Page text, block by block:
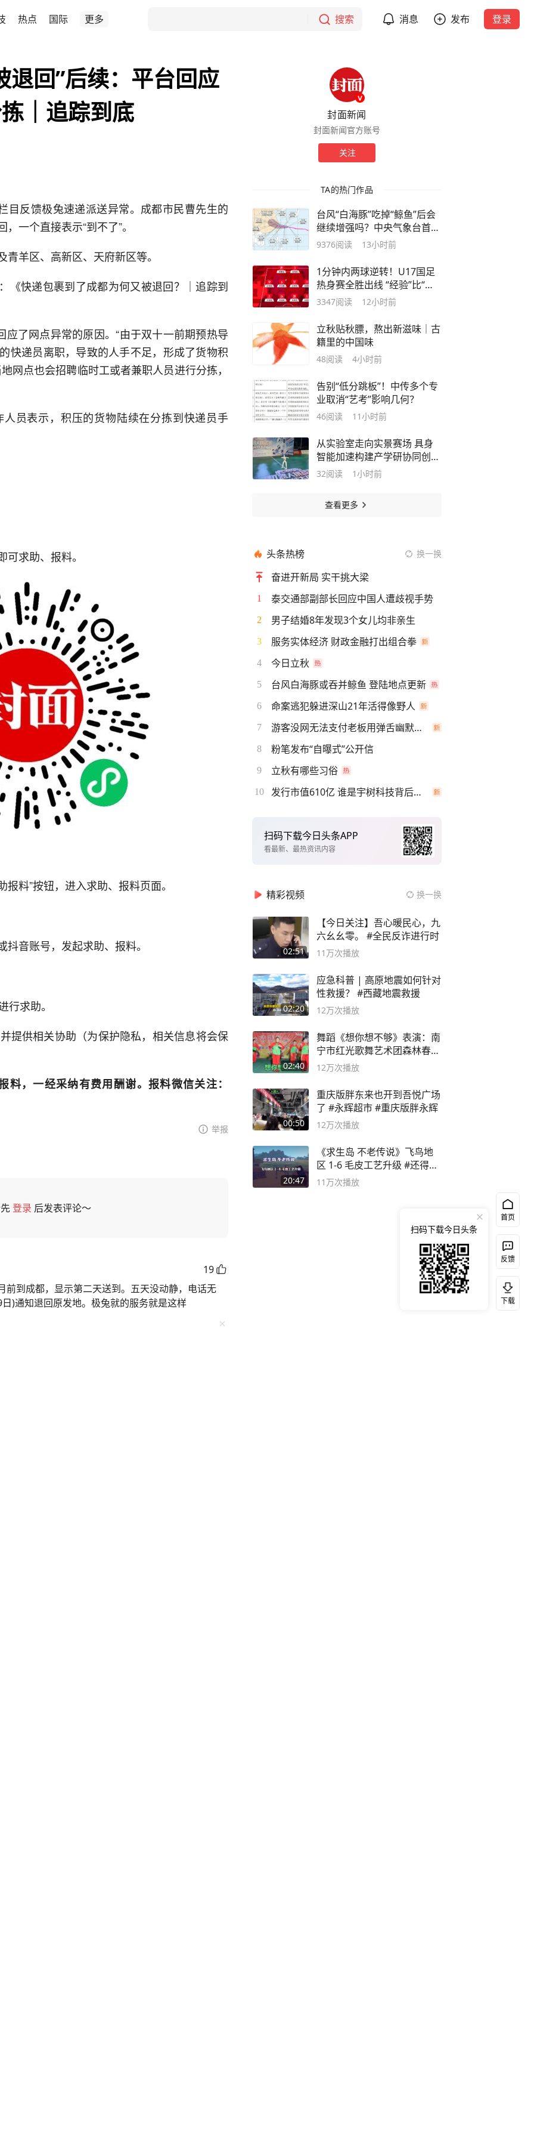
热点 国际 更多 搜索 消息 发布 登录
退回”后续：平台回应
｜追踪到底
目反馈极兔速递派送异常。成都市民曹先生的
一个直接表示“到不了”。
羊区、高新区、天府新区等。
《快递包裹到了成都为何又被退回？｜追踪到
了网点异常的原因。“由于双十一前期预热导
快递员离职，导致的人手不足，形成了货物积
网点也会招聘临时工或者兼职人员进行分拣，
员表示，积压的货物陆续在分拣到快递员手
求助、报料。
料”按钮，进入求助、报料页面。
音账号，发起求助、报料。
求助。
提供相关协助（为保护隐私，相关信息将会保
料，一经采纳有费用酬谢。报料微信关注：
举报
登录 后发表评论～
19
前到成都，显示第二天送到。五天没动静，电话无
)通知退回原发地。极兔就的服务就是这样
封面新闻
封面新闻官方账号
关注
TA的热门作品
台风“白海豚”吃掉“鲸鱼”后会
继续增强吗？中央气象台首席
预报员答封面新闻
9376阅读 13小时前
1分钟内两球逆转！U17国足
热身赛全胜出线 “经验”比“惊
艳”更珍贵
3347阅读 12小时前
立秋贴秋膘，熬出新滋味｜古
籍里的中国味
48阅读 4小时前
告别“低分跳板”！中传多个专
业取消“艺考”影响几何？
46阅读 11小时前
从实验室走向实景赛场 具身
智能加速构建产学研协同创新
闭环丨新经济观察
32阅读 1小时前
查看更多
头条热榜 换一换
奋进开新局 实干挑大梁
1 泰交通部副部长回应中国人遭歧视手势
2 男子结婚8年发现3个女儿均非亲生
3 服务实体经济 财政金融打出组合拳
4 今日立秋
5 台风白海豚或吞并鲸鱼 登陆地点更新
6 命案逃犯躲进深山21年活得像野人
7 游客没网无法支付老板用弹舌幽默化解
8 粉笔发布“自曝式”公开信
9 立秋有哪些习俗
10 发行市值610亿 谁是宇树科技背后赢家
扫码下载今日头条APP
看最新、最热资讯内容
精彩视频 换一换
02:51
【今日关注】吾心暖民心，九
六幺幺零。 #全民反诈进行时
11万次播放
02:20
应急科普 | 高原地震如何针对
性救援？ #西藏地震救援
12万次播放
02:40
舞蹈《想你想不够》表演：南
宁市红光歌舞艺术团森林春红
舞蹈队。
12万次播放
00:50
重庆版胖东来也开到吾悦广场
了 #永辉超市 #重庆版胖永辉
12万次播放
20:47
《求生岛 不老传说》飞鸟地
区 1-6 毛皮工艺升级 #还得是
主机大作
11万次播放
首页
反馈
下载
扫码下载今日头条